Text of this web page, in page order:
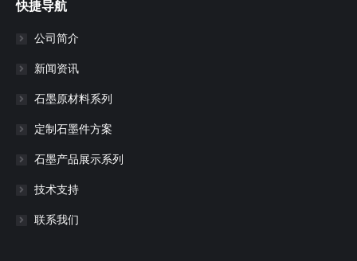
快捷导航
公司简介
新闻资讯
石墨原材料系列
定制石墨件方案
石墨产品展示系列
技术支持
联系我们